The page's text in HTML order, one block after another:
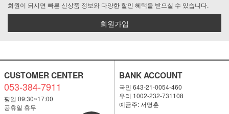
회원이 되시면 빠른 신상품 정보와 다양한 할인 혜택을 받으실 수 있습니다.
회원가입
CUSTOMER CENTER
053-384-7911
평일 09:30~17:00
공휴일 휴무
BANK ACCOUNT
국민 643-21-0054-460
우리 1002-232-731108
예금주: 서명훈